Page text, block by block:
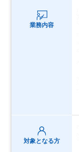
業務内容
対象となる方